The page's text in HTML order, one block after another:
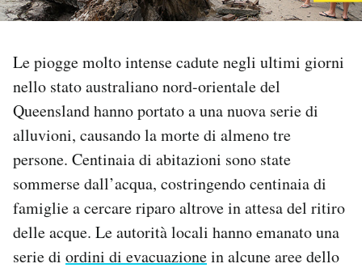
I MIEI PREFERITI
SHOP
AREA PERSONALE
Le piogge molto intense cadute negli ultimi giorni
nello stato australiano nord-orientale del
Queensland hanno portato a una nuova serie di
alluvioni, causando la morte di almeno tre
persone. Centinaia di abitazioni sono state
sommerse dall’acqua, costringendo centinaia di
famiglie a cercare riparo altrove in attesa del ritiro
delle acque. Le autorità locali hanno emanato una
serie di ordini di evacuazionein alcune aree dello